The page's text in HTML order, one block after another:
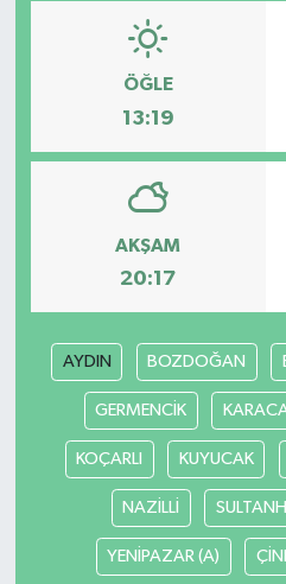
ÖĞLE
13:19
AKŞAM
20:17
AYDIN BOZDOĞAN
GERMENCİK
KOÇARLI KUYUCAK
NAZİLLİ
YENİPAZAR (A)